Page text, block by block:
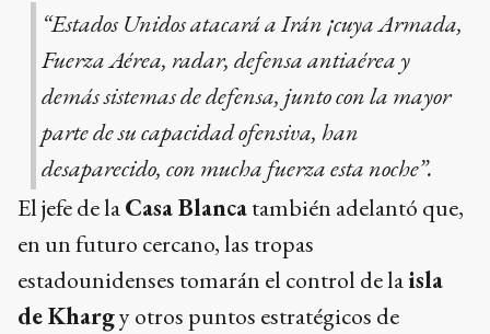
“Estados Unidos atacará a Irán ¡cuya Armada,
Fuerza Aérea, radar, defensa antiaérea y
demás sistemas de defensa, junto con la mayor
parte de su capacidad ofensiva, han
desaparecido, con mucha fuerza esta noche”.
El jefe de laCasa Blancatambién adelantó que,
en un futuro cercano, las tropas
estadounidenses tomarán el control de laisla
de Khargy otros puntos estratégicos de